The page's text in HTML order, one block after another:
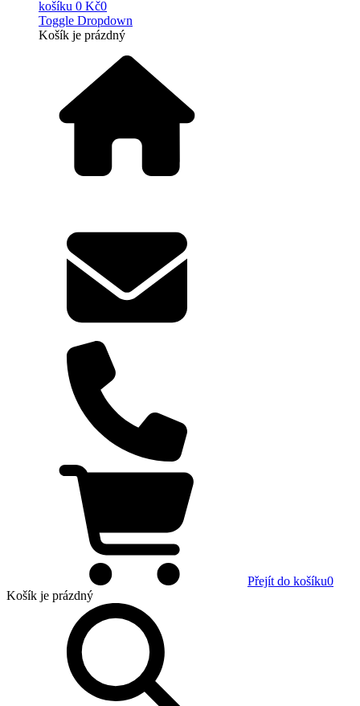
košíku 0 Kč0
Toggle Dropdown
Košík je prázdný
Přejít do košíku0
Košík je prázdný